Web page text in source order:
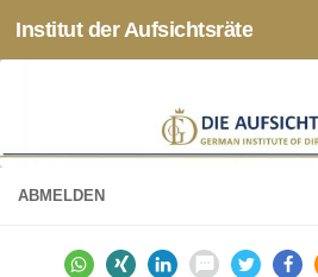
Zum Inhalt springen
Institut der Aufsichtsräte
ABMELDEN